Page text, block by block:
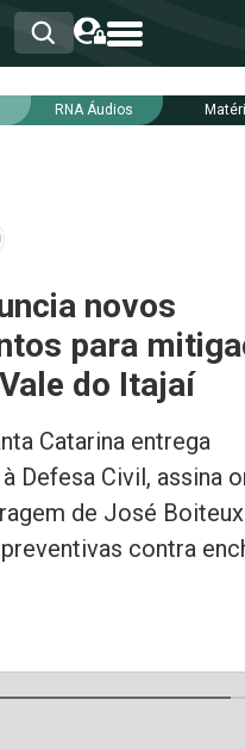
RNA Áudios
novos
para
do Itajaí
Catarina entrega
Defesa Civil, assina
de José
contra